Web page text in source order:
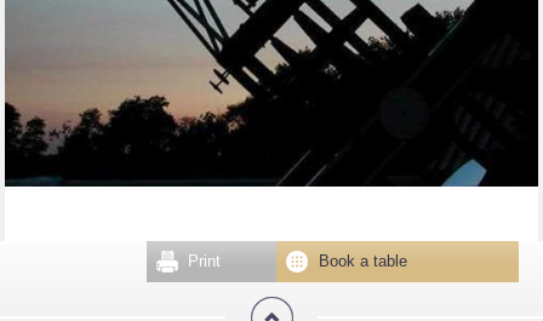
Book a table
Print